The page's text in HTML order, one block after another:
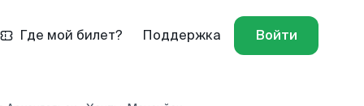
Где мой билет? Поддержка Войти